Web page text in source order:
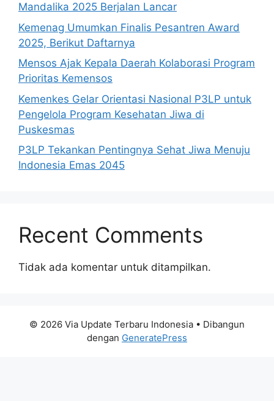
Mandalika 2025 Berjalan Lancar
Kemenag Umumkan Finalis Pesantren Award
2025, Berikut Daftarnya
Mensos Ajak Kepala Daerah Kolaborasi Program
Prioritas Kemensos
Kemenkes Gelar Orientasi Nasional P3LP untuk
Pengelola Program Kesehatan Jiwa di
Puskesmas
P3LP Tekankan Pentingnya Sehat Jiwa Menuju
Indonesia Emas 2045
Recent Comments
Tidak ada komentar untuk ditampilkan.
© 2026 Via Update Terbaru Indonesia • Dibangun
dengan GeneratePress